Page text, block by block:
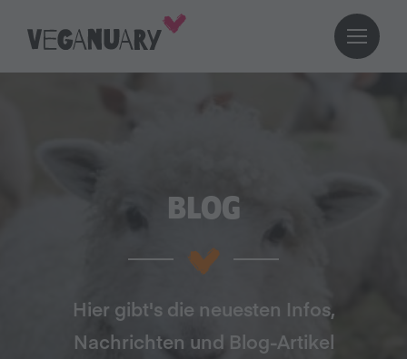
BLOG
Hier gibt's die neuesten Infos,
Nachrichten und Blog-Artikel